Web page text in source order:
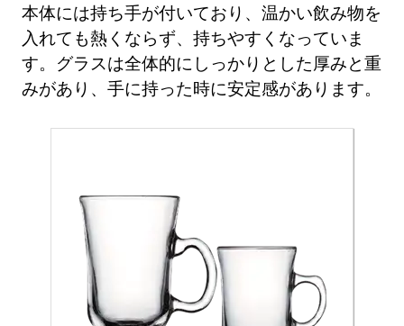
本体には持ち手が付いており、温かい飲み物を
入れても熱くならず、持ちやすくなっていま
す。グラスは全体的にしっかりとした厚みと重
みがあり、手に持った時に安定感があります。